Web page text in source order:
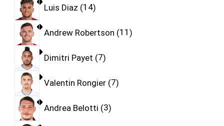
Luis Diaz 14
Andrew Robertson 11
Dimitri Payet 7
Valentin Rongier 7
Andrea Belotti 3